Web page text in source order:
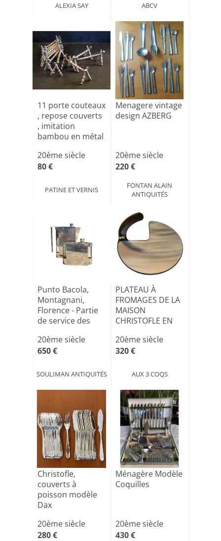
ALEXIA SAY ABCV
11 porte couteaux
, repose couverts
, imitation
bambou en métal
20ème siècle
80 €
PATINE ET VERNIS
Menagere vintage
design AZBERG
20ème siècle
220 €
FONTAN ALAIN
ANTIQUITÉS
Punto Bacola,
Montagnani,
Florence - Partie
de service des
20ème siècle
650 €
SOULIMAN ANTIQUITÉS
PLATEAU À
FROMAGES DE LA
MAISON
CHRISTOFLE EN
BROS[...]
20ème siècle
320 €
AUX 3 COQS
Christofle,
couverts à
poisson modèle
Dax
20ème siècle
280 €
Ménagère Modèle
Coquilles
20ème siècle
430 €